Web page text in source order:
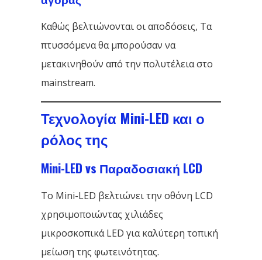
Καθώς βελτιώνονται οι αποδόσεις, Τα
πτυσσόμενα θα μπορούσαν να
μετακινηθούν από την πολυτέλεια στο
mainstream.
Τεχνολογία Mini-LED και ο
ρόλος της
Mini-LED vs Παραδοσιακή LCD
Το Mini-LED βελτιώνει την οθόνη LCD
χρησιμοποιώντας χιλιάδες
μικροσκοπικά LED για καλύτερη τοπική
μείωση της φωτεινότητας.